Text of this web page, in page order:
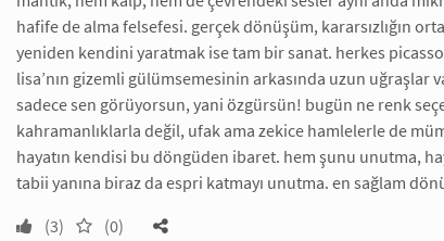
hafife de alma felsefesi. gerçek dönüşüm, kararsızlığın
yeniden kendini yaratmak ise tam bir sanat. herkes
lisa’nın gizemli gülümsemesinin arkasında uzun
sadece sen görüyorsun, yani özgürsün! bugün ne renk
kahramanlıklarla değil, ufak ama zekice hamlelerle de
hayatın kendisi bu döngüden ibaret. hem şunu unutma,
tabii yanına biraz da espri katmayı unutma. en sağlam
(3)
(0)